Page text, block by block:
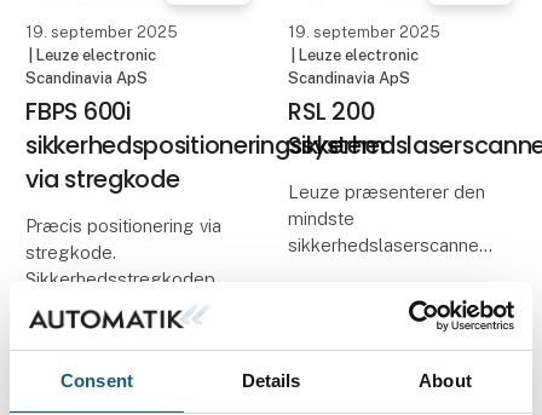
Consent Details About
19. september 2025
| Leuze electronic
Scandinavia ApS
FBPS 600i
sikkerhedspositioneringssystem
via stregkode
Præcis positionering via
stregkode.
Sikkerhedsstregkodepositioneringssystemet
FBPS 600i fra Leuze fås
nu også med
grænseflade. Dette gør
19. september 2025
| Leuze electronic
Scandinavia ApS
RSL 200
Leuze præsenterer den
mindste
sikkerhedslaserscanner
Den nye, ultrakompakte
RSL 200
sikkerhedslaserscanner